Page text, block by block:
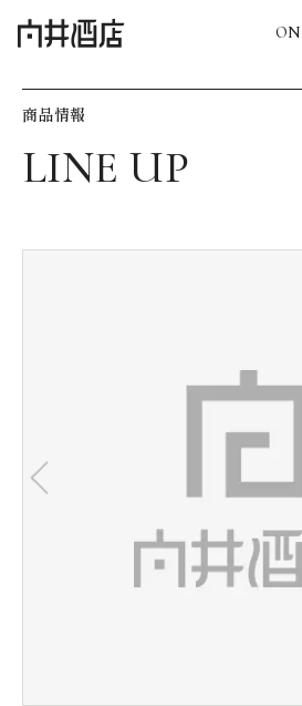
飲食店経営のお客様
お気に入り機能の活用方法
会社情報
商品情報